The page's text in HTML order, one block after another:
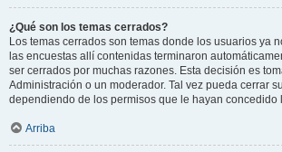
¿Qué son los temas cerrados?
Los temas cerrados son temas donde los usuarios ya
las encuestas allí contenidas terminaron
ser cerrados por muchas razones. Esta decisión es
Administración o un moderador. Tal vez pueda cerrar
dependiendo de los permisos que le hayan concedido
Arriba